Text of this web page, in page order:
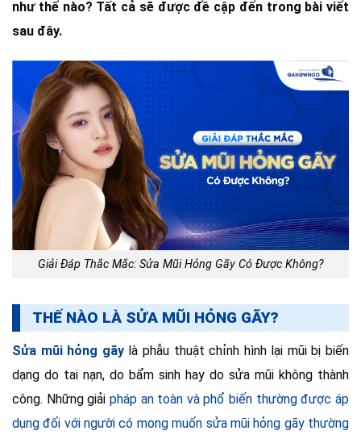
như thế nào? Tất cả sẽ được đề cập đến trong bài viết
sau đây.
Giải Đáp Thắc Mắc: Sửa Mũi Hỏng Gãy Có Được Không?
THẾ NÀO LÀ SỬA MŨI HỎNG GÃY?
Sửa mũi hỏng gãylà phẫu thuật chỉnh hình lại mũi bị biến
dạng do tai nạn, do bẩm sinh hay do sửa mũi không thành
công. Những giải pháp an toàn và phổ biến thường được áp
dụng đối với người có mong muốn sửa mũi hỏng gãy thường